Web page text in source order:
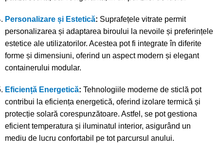
Personalizare și Estetică: Suprafețele vitrate permit
personalizarea și adaptarea biroului la nevoile și preferințele
estetice ale utilizatorilor. Acestea pot fi integrate în diferite
forme și dimensiuni, oferind un aspect modern și elegant
containerului modular.
Eficiență Energetică: Tehnologiile moderne de sticlă pot
contribui la eficiența energetică, oferind izolare termică și
protecție solară corespunzătoare. Astfel, se pot gestiona
eficient temperatura și iluminatul interior, asigurând un
mediu de lucru confortabil pe tot parcursul anului.